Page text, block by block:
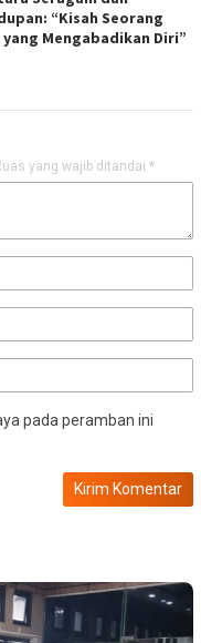
“Kisah Seorang
yang Mengabadikan Diri”
yang wajib ditandai *
pada peramban ini